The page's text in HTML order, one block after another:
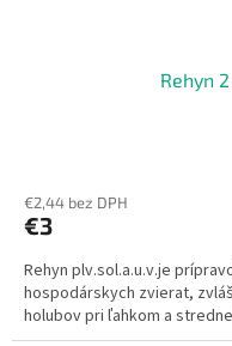
Rehyn
€2,44 bez DPH
€3
Rehyn plv.sol.a.u.v.je
hospodárskych zvierat,
holubov pri ľahkom a